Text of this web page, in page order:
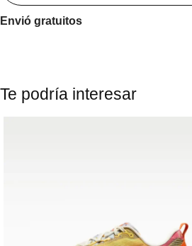
Envió gratuitos
Te podría interesar